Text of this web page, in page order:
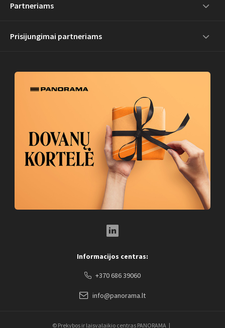
Partneriams
Prisijungimai partneriams
Informacijos centras:
+370 686 39060
info@panorama.lt
© Prekybos ir laisvalaikio centras PANORAMA